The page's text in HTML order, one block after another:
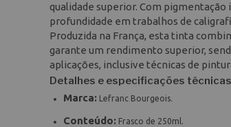
qualidade superior. Com
profundidade em trabalhos de
Produzida na França, esta tinta
garante um rendimento superior,
aplicações, inclusive técnicas de
Detalhes e especificações técnicas
Marca: Lefranc Bourgeois.
Conteúdo: Frasco de 250ml.